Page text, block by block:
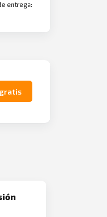
entrega: